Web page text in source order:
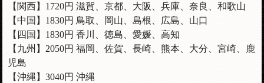
【関西】1720円 滋賀、京都、大阪、兵庫、奈良、和歌山
【中国】1830円 鳥取、岡山、島根、広島、山口
【四国】1830円 香川、徳島、愛媛、高知
【九州】2050円 福岡、佐賀、長崎、熊本、大分、宮崎、鹿
児島
【沖縄】3040円 沖縄